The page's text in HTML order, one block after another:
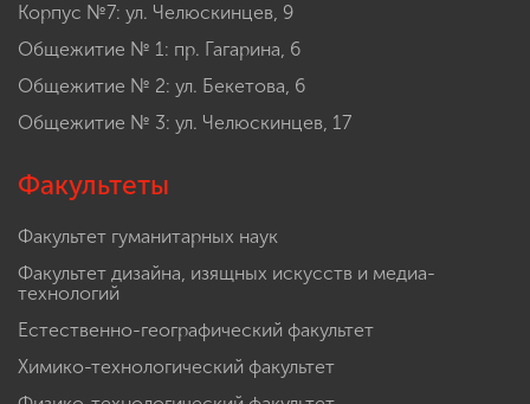
Корпус №7: ул. Челюскинцев, 9
Общежитие № 1: пр. Гагарина, 6
Общежитие № 2: ул. Бекетова, 6
Общежитие № 3: ул. Челюскинцев, 17
Факультеты
Факультет гуманитарных наук
Факультет дизайна, изящных искусств и медиа-
технологий
Естественно-географический факультет
Химико-технологический факультет